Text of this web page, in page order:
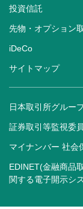
投資信託
先物・オプション取
iDeCo
サイトマップ
日本取引所グルー
証券取引等監視委
マイナンバー 社会
EDINET(金融商品
関する電子開示シ